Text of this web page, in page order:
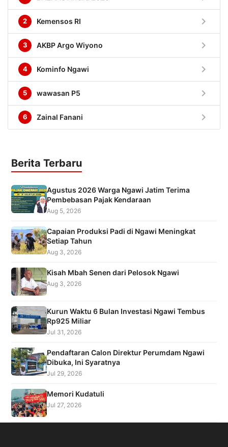
2 Kemensos RI chevron_right
3 AKBP Argo Wiyono chevron_right
4 Kominfo Ngawi chevron_right
5 wawasan P5 chevron_right
6 Zainal Fanani chevron_right
Berita Terbaru
Agustus 2026 Warga Ngawi Jatim Terima
Pembebasan Pajak Kendaraan
Aug 5, 2026
Capaian Produksi Padi di Ngawi Meningkat
Setiap Tahun
Aug 3, 2026
Kisah Mbah Senen dari Pelosok Ngawi
Aug 3, 2026
Kurun Waktu 6 Bulan Investasi Ngawi Tembus
Rp925 Miliar
Jul 31, 2026
Pendaftaran Calon Direktur Perumdam Ngawi
Dibuka, Ini Syaratnya
Jul 29, 2026
Memori Kudatuli
Jul 27, 2026